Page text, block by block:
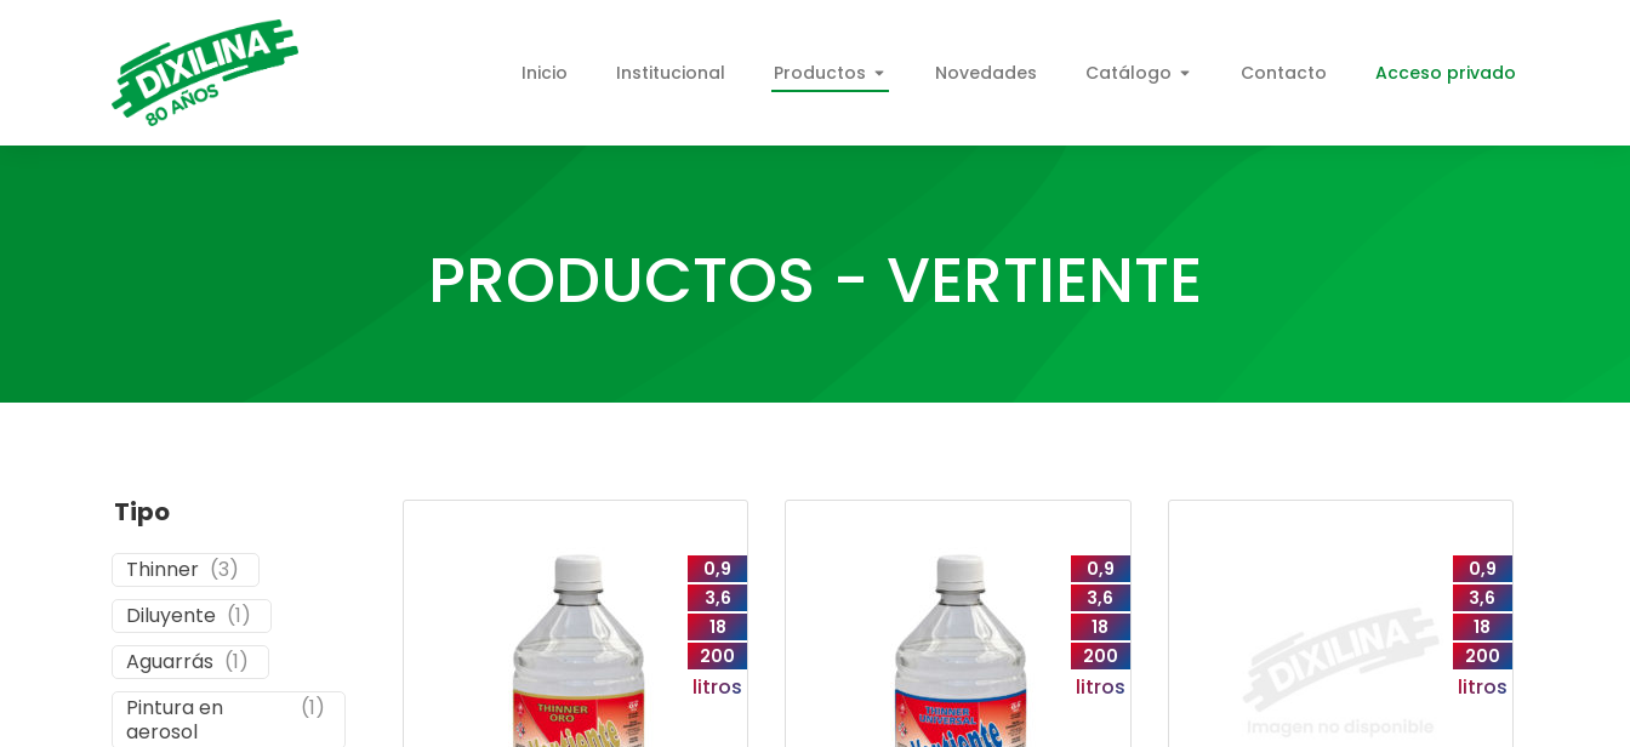
Inicio Institucional Productos Novedades Catálogo Contacto Acceso privado
PRODUCTOS - VERTIENTE
Tipo
Thinner (3)
Diluyente (1)
Aguarrás (1)
Pintura en
aerosol
(1)
0,9
3,6
18
200
litros
0,9
3,6
18
200
litros
0,9
3,6
18
200
litros